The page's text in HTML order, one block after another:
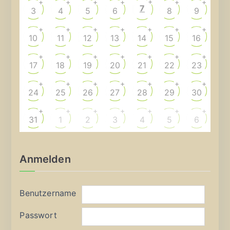
3
+
4
+
5
+
6
+
7 8
+
9
+
10
+
11
+
12
+
13
+
14
+
15
+
16
+
17
+
18
+
19
+
20
+
21
+
22
+
23
+
24
+
25
+
26
+
27
+
28
+
29
+
30
+
31
+
1
+
2
+
3
+
4
+
5
+
6
+
Anmelden
Benutzername
Passwort